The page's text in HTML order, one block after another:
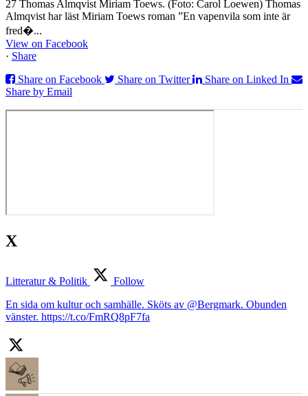
27 Thomas Almqvist Miriam Toews. (Foto: Carol Loewen) Thomas
Almqvist har läst Miriam Toews roman ”En vapenvila som inte är
fred�...
View on Facebook
· Share
Share on Facebook
Share on Twitter
Share on Linked In
Share by Email
X
Litteratur & Politik
Follow
En sida om kultur och samhälle. Sköts av @Bergmark. Obunden
vänster. https://t.co/FmRQ8pF7fa